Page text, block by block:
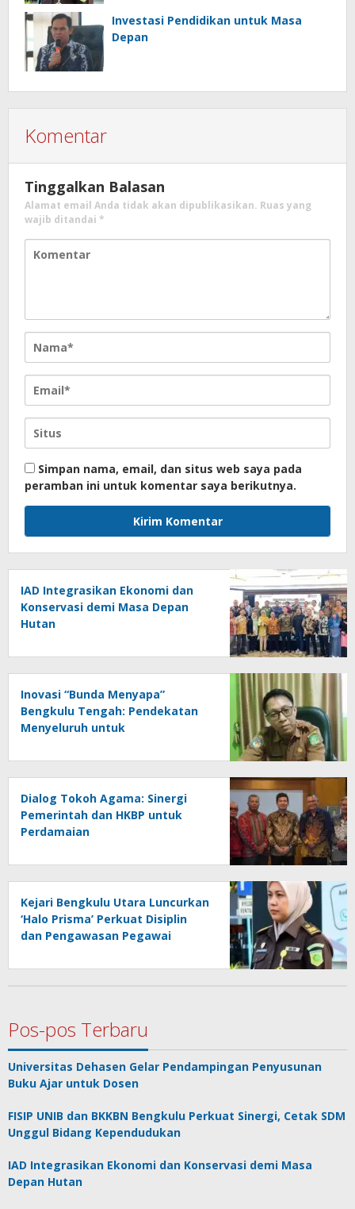
Investasi Pendidikan untuk Masa
Depan
Komentar
Tinggalkan Balasan
Alamat email Anda tidak akan dipublikasikan. Ruas yang
wajib ditandai *
Simpan nama, email, dan situs web saya pada
peramban ini untuk komentar saya berikutnya.
IAD Integrasikan Ekonomi dan
Konservasi demi Masa Depan
Hutan
Inovasi “Bunda Menyapa”
Bengkulu Tengah: Pendekatan
Menyeluruh untuk
Dialog Tokoh Agama: Sinergi
Pemerintah dan HKBP untuk
Perdamaian
Kejari Bengkulu Utara Luncurkan
‘Halo Prisma’ Perkuat Disiplin
dan Pengawasan Pegawai
Pos-pos Terbaru
Universitas Dehasen Gelar Pendampingan Penyusunan
Buku Ajar untuk Dosen
FISIP UNIB dan BKKBN Bengkulu Perkuat Sinergi, Cetak SDM
Unggul Bidang Kependudukan
IAD Integrasikan Ekonomi dan Konservasi demi Masa
Depan Hutan